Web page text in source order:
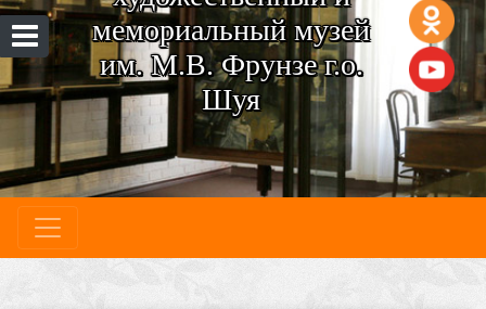
мемориальный музей
им. М.В. Фрунзе г.о.
Шуя